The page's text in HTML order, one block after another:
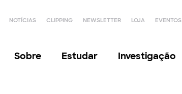
NOTÍCIAS CLIPPING NEWSLETTER LOJA EVENTOS
Sobre Estudar Investigação